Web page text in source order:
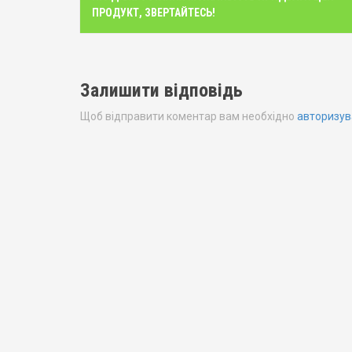
s
n
a
ПРОДУКТ, ЗВЕРТАЙТЕСЬ!
Залишити відповідь
Щоб відправити коментар вам необхідно